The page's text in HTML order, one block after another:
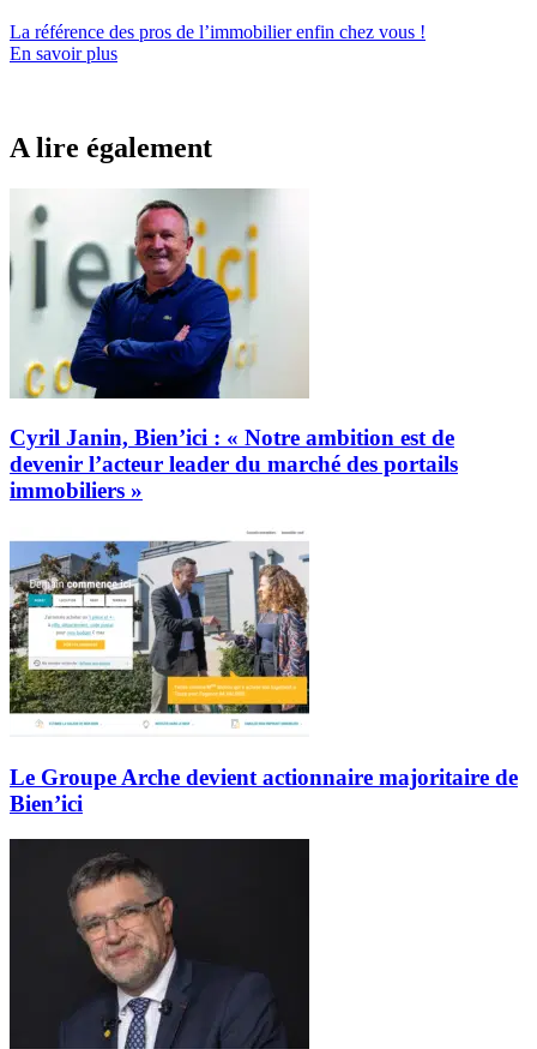
La référence des pros de l’immobilierenfin chez vous !
En savoir plus
A lire également
Cyril Janin, Bien’ici : « Notre ambition est de
devenir l’acteur leader du marché des portails
immobiliers »
Le Groupe Arche devient actionnaire majoritaire de
Bien’ici